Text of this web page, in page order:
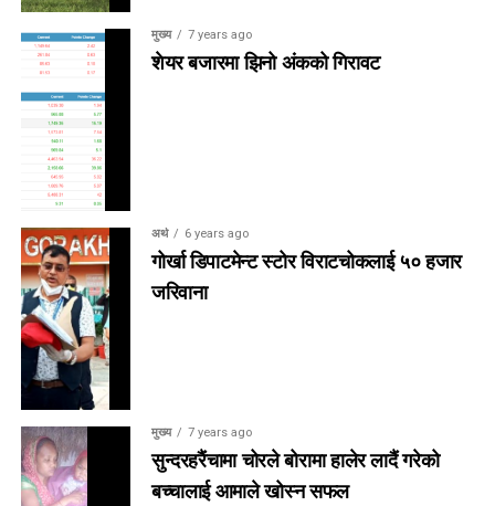
मुख्य 7 years ago
शेयर बजारमा झिनो अंकको गिरावट
अर्थ 6 years ago
गोर्खा डिपाटमेन्ट स्टोर विराटचोकलाई ५० हजार
जरिवाना
मुख्य 7 years ago
सुन्दरहरैंचामा चोरले बोरामा हालेर लादैं गरेको
बच्चालाई आमाले खोस्न सफल